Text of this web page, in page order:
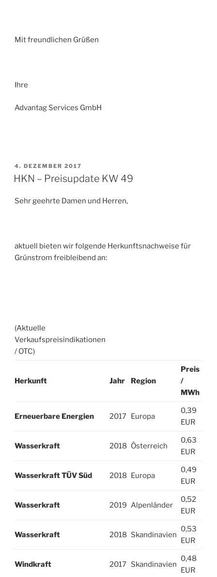
Mit freundlichen Grüßen
Ihre
Advantag Services GmbH
VERÖFFENTLICHT
AM
4. DEZEMBER 2017
HKN – Preisupdate KW 49
Sehr geehrte Damen und Herren,
aktuell bieten wir folgende Herkunftsnachweise für
Grünstrom freibleibend an:
(Aktuelle
Verkaufspreisindikationen
/ OTC)
Herkunft Jahr Region
Preis
/
MWh
Erneuerbare Energien 2017 Europa
0,39
EUR
Wasserkraft 2018 Österreich
0,63
EUR
Wasserkraft TÜV Süd 2018 Europa
0,49
EUR
Wasserkraft 2019 Alpenländer
0,52
EUR
Wasserkraft 2018 Skandinavien
0,53
EUR
Windkraft 2017 Skandinavien
0,48
EUR